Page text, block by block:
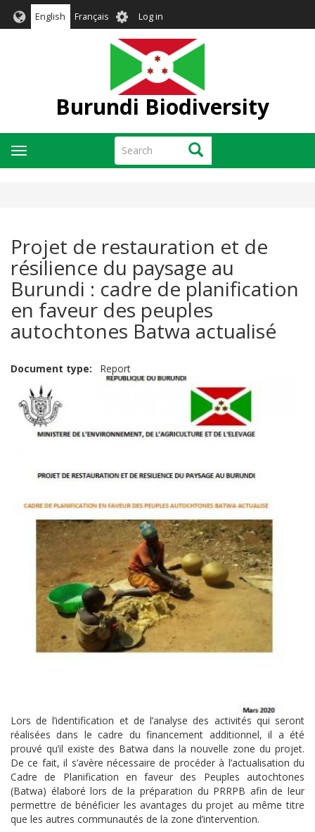
English Français User
account
menu
Log in
Burundi Biodiversity
Search Search
Toggle
navigation
Projet de restauration et de
résilience du paysage au
Burundi : cadre de planification
en faveur des peuples
autochtones Batwa actualisé
Document type Report
Lors de l’identification et de l’analyse des activités qui seront
réalisées dans le cadre du financement additionnel, il a été
prouvé qu’il existe des Batwa dans la nouvelle zone du projet.
De ce fait, il s’avère nécessaire de procéder à l’actualisation du
Cadre de Planification en faveur des Peuples autochtones
(Batwa) élaboré lors de la préparation du PRRPB afin de leur
permettre de bénéficier les avantages du projet au même titre
que les autres communautés de la zone d’intervention.